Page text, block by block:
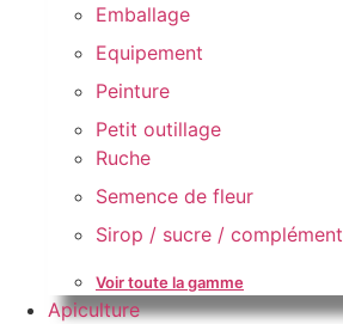
Emballage
Equipement
Peinture
Petit outillage
Ruche
Semence de fleur
Sirop / sucre / complément
Voir toute la gamme
Apiculture